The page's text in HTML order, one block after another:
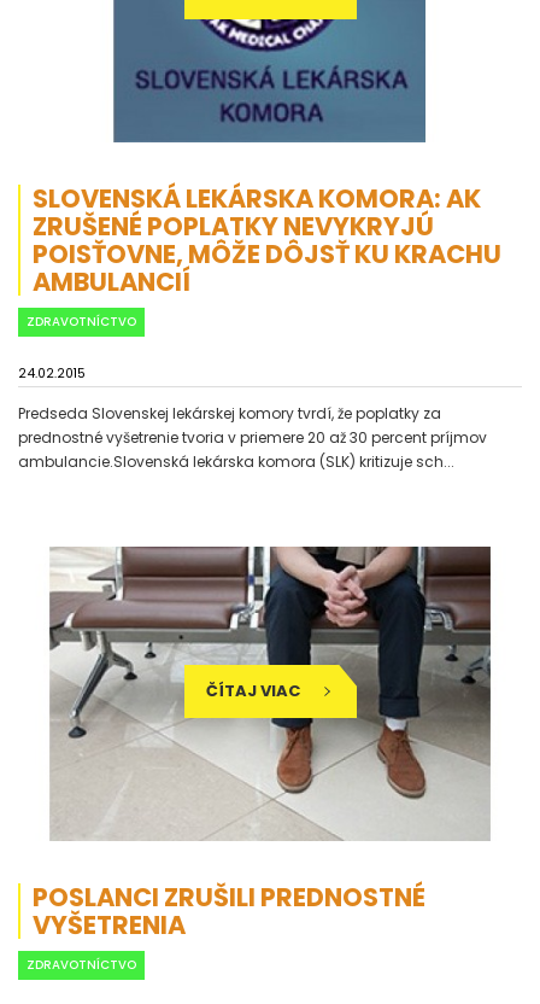
SLOVENSKÁ LEKÁRSKA KOMORA: AK
ZRUŠENÉ POPLATKY NEVYKRYJÚ
POISŤOVNE, MÔŽE DÔJSŤ KU KRACHU
AMBULANCIÍ
ZDRAVOTNÍCTVO
24.02.2015
Predseda Slovenskej lekárskej komory tvrdí, že poplatky za
prednostné vyšetrenie tvoria v priemere 20 až 30 percent príjmov
ambulancie.Slovenská lekárska komora (SLK) kritizuje sch...
ČÍTAJ VIAC
POSLANCI ZRUŠILI PREDNOSTNÉ
VYŠETRENIA
ZDRAVOTNÍCTVO